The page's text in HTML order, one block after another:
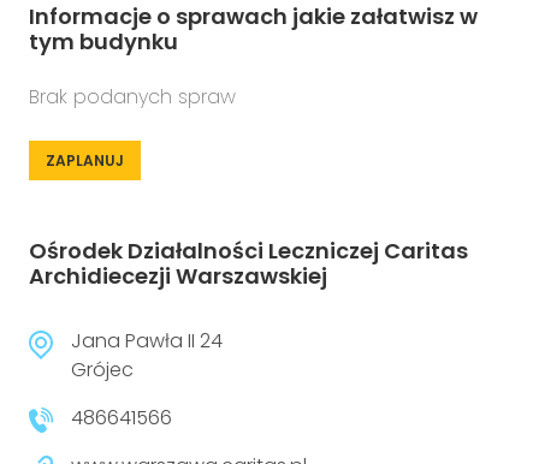
Informacje o sprawach jakie załatwisz w
tym budynku
Brak podanych spraw
ZAPLANUJ
Ośrodek Działalności Leczniczej Caritas
Archidiecezji Warszawskiej
Jana Pawła II 24
Grójec
486641566